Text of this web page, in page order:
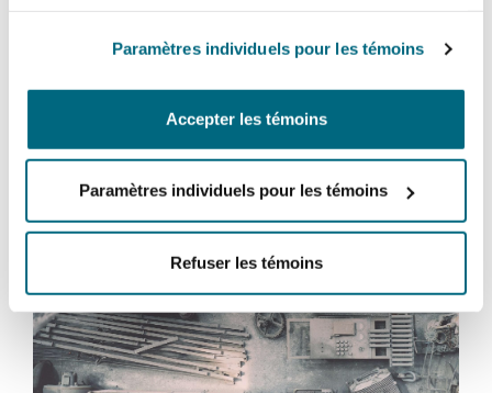
Paramètres individuels pour les témoins
Accepter les témoins
Paramètres individuels pour les témoins
Refuser les témoins
Assurance biens
Assurance spécialisée
Francisco
(D. C.)
2 New Bailey
Why strict adherence to CPR procedure
remains essential for service of a
1 juin 2026
Building safety – further details published of the